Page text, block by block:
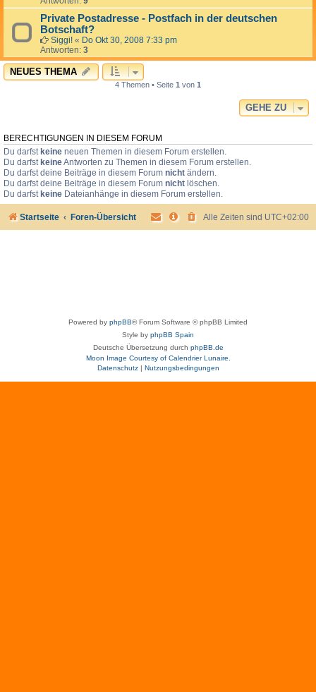
Private Postadresse - Postfach in der deutschen
Botschaft?
Siggi! « Do Okt 30, 2008 7:33 pm
Antworten: 3
NEUES THEMA
4 Themen • Seite 1 von 1
GEHE ZU
BERECHTIGUNGEN IN DIESEM FORUM
Du darfst keine neuen Themen in diesem Forum erstellen.
Du darfst keineAntworten zu Themen in diesem Forum erstellen.
Du darfst deine Beiträge in diesem Forum nicht ändern.
Du darfst deine Beiträge in diesem Forum nicht löschen.
Du darfst keine Dateianhänge in diesem Forum erstellen.
Startseite Foren-Übersicht Alle Zeiten sind UTC+02:00
Powered by phpBB® Forum Software © phpBB Limited
Style by phpBB Spain
Deutsche Übersetzung durch phpBB.de
Moon Image Courtesy of Calendrier Lunaire.
Datenschutz| Nutzungsbedingungen